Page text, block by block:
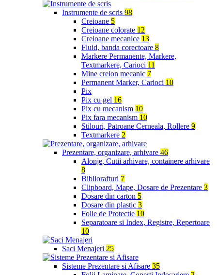
Instrumente de scris 98
Creioane 5
Creioane colorate 12
Creioane mecanice 13
Fluid, banda corectoare 8
Markere Permanente, Markere,
Textmarkere, Carioci 11
Mine creion mecanic 7
Permanent Marker, Carioci 10
Pix
Pix cu gel 16
Pix cu mecanism 10
Pix fara mecanism 10
Stilouri, Patroane Cerneala, Rollere 9
Textmarkere 2
Prezentare, organizare, arhivare 46
Alonje, Cutii arhivare, containere arhivare
8
Bibliorafturi 7
Clipboard, Mape, Dosare de Prezentare 3
Dosare din carton 5
Dosare din plastic 3
Folie de Protectie 10
Separatoare si Index, Registre, Repertoare
10
Saci Menajeri 25
Sisteme Prezentare si Afisare 35